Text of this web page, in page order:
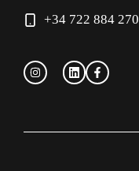
+34 722 884 270